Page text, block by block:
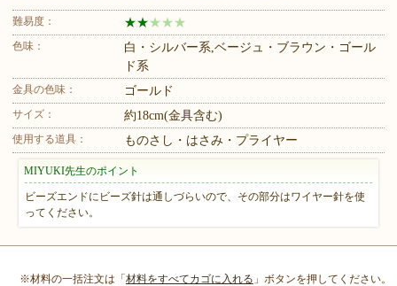
難易度： ★★ ★ ★ ★
色味：
白・シルバー系,ベージュ・ブラウン・ゴール
ド系
金具の色味： ゴールド
サイズ： 約18cm(金具含む)
使用する道具： ものさし・はさみ・プライヤー
MIYUKI先生のポイント
ビーズエンドにビーズ針は通しづらいので、その部分はワイヤー針を使
ってください。
※材料の一括注文は「材料をすべてカゴに入れる 」ボタンを押してください。